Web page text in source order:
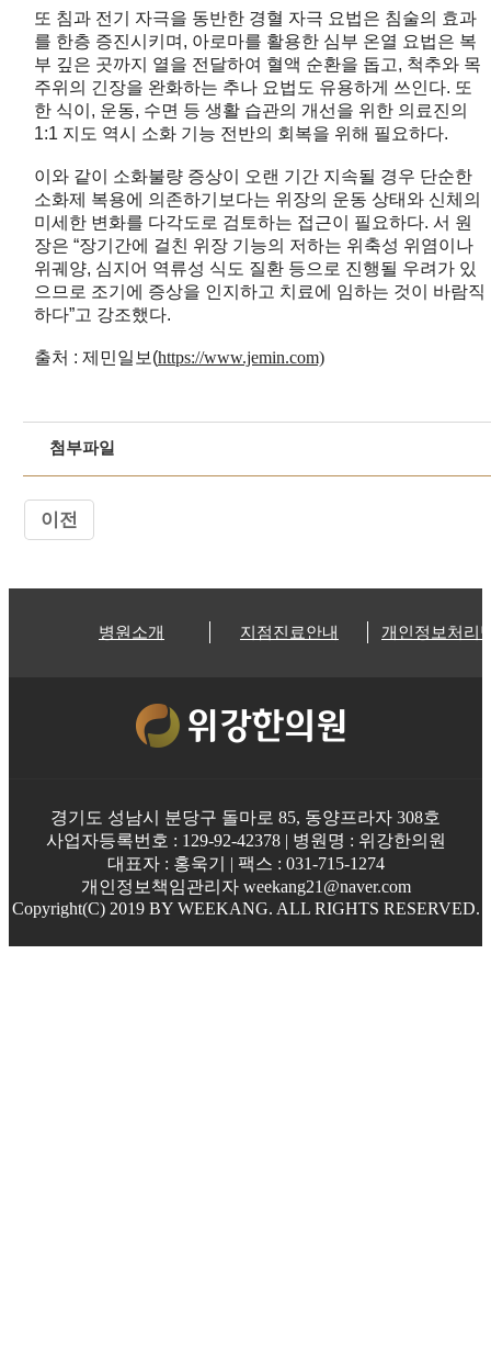
또 침과 전기 자극을 동반한 경혈 자극 요법은 침술의 효과
를 한층 증진시키며, 아로마를 활용한 심부 온열 요법은 복
부 깊은 곳까지 열을 전달하여 혈액 순환을 돕고, 척추와 목
주위의 긴장을 완화하는 추나 요법도 유용하게 쓰인다. 또
한 식이, 운동, 수면 등 생활 습관의 개선을 위한 의료진의
1:1 지도 역시 소화 기능 전반의 회복을 위해 필요하다.
이와 같이 소화불량 증상이 오랜 기간 지속될 경우 단순한
소화제 복용에 의존하기보다는 위장의 운동 상태와 신체의
미세한 변화를 다각도로 검토하는 접근이 필요하다. 서 원
장은 “장기간에 걸친 위장 기능의 저하는 위축성 위염이나
위궤양, 심지어 역류성 식도 질환 등으로 진행될 우려가 있
으므로 조기에 증상을 인지하고 치료에 임하는 것이 바람직
하다”고 강조했다.
출처 : 제민일보(https://www.jemin.com)
첨부파일
이전
병원소개 지점진료안내 개인정보처리
경기도 성남시 분당구 돌마로 85, 동양프라자 308호
사업자등록번호 : 129-92-42378 | 병원명 : 위강한의원
대표자 : 홍욱기 | 팩스 : 031-715-1274
개인정보책임관리자 weekang21@naver.com
Copyright(C) 2019 BY WEEKANG. ALL RIGHTS RESERVED.